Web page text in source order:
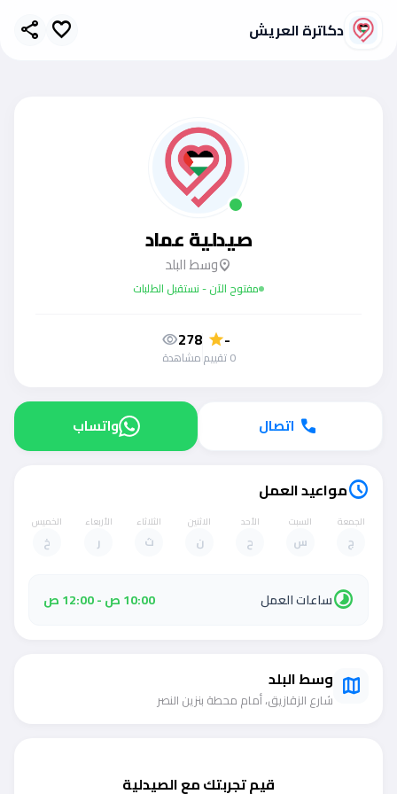
دكاترة العريش favorite
share
صيدلية عماد
location_onوسط البلد
مفتوح الآن - نستقبل الطلبات
-
star
0 تقييم
278
visibility
مشاهدة
call اتصال واتساب
scheduleمواعيد العمل
الجمعة
ج
السبت
س
الأحد
ح
الاثنين
ن
الثلاثاء
ث
الأربعاء
ر
الخميس
خ
timelapseساعات العمل 10:00 ص - 12:00 ص
map وسط البلد
شارع الزقازيق، أمام محطة بنزين النصر
قيم تجربتك مع الصيدلية